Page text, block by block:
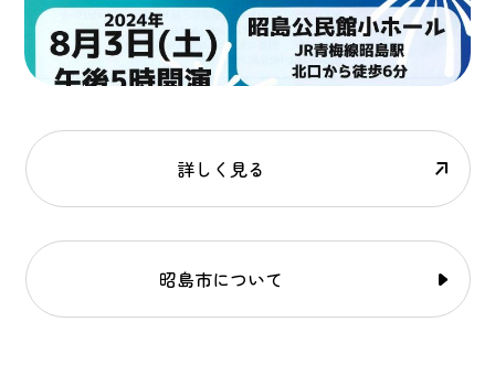
詳しく見る
昭島市について